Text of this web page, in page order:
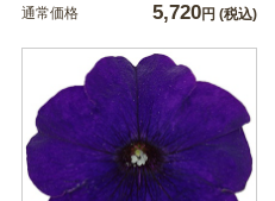
通常価格 5,720円 (税込)